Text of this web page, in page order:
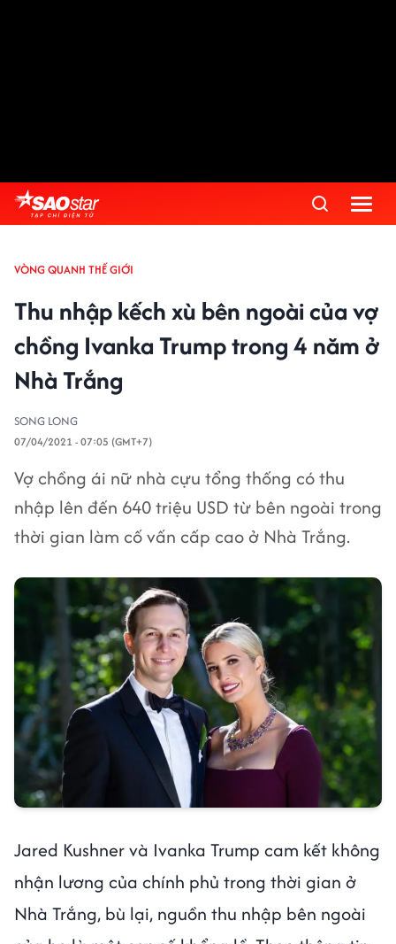
VÒNG QUANH THẾ GIỚI
Thu nhập kếch xù bên ngoài của vợ
chồng Ivanka Trump trong 4 năm ở
Nhà Trắng
SONG LONG
07/04/2021 - 07:05 (GMT+7)
Vợ chồng ái nữ nhà cựu tổng thống có thu
nhập lên đến 640 triệu USD từ bên ngoài trong
thời gian làm cố vấn cấp cao ở Nhà Trắng.
Jared Kushner và Ivanka Trump cam kết không
nhận lương của chính phủ trong thời gian ở
Nhà Trắng, bù lại, nguồn thu nhập bên ngoài